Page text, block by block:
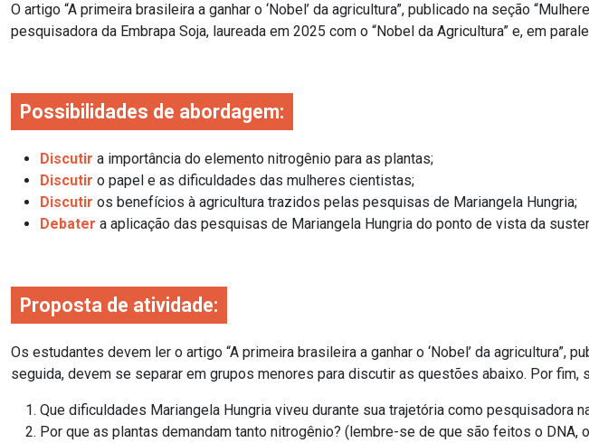
O artigo “A primeira brasileira a ganhar o ‘Nobel’ da agricultura”, publicado na seção
pesquisadora da Embrapa Soja, laureada em 2025 com o “Nobel da Agricultura” e, em
Possibilidades de abordagem:
Discutir a importância do elemento nitrogênio para as plantas;
Discutir o papel e as dificuldades das mulheres cientistas;
Discutir os benefícios à agricultura trazidos pelas pesquisas de Mariangela Hungria;
Debater a aplicação das pesquisas de Mariangela Hungria do ponto de vista da
Proposta de atividade:
Os estudantes devem ler o artigo “A primeira brasileira a ganhar o ‘Nobel’ da
seguida, devem se separar em grupos menores para discutir as questões abaixo. Por
Que dificuldades Mariangela Hungria viveu durante sua trajetória como
Por que as plantas demandam tanto nitrogênio? (lembre-se de que são feitos o DNA,